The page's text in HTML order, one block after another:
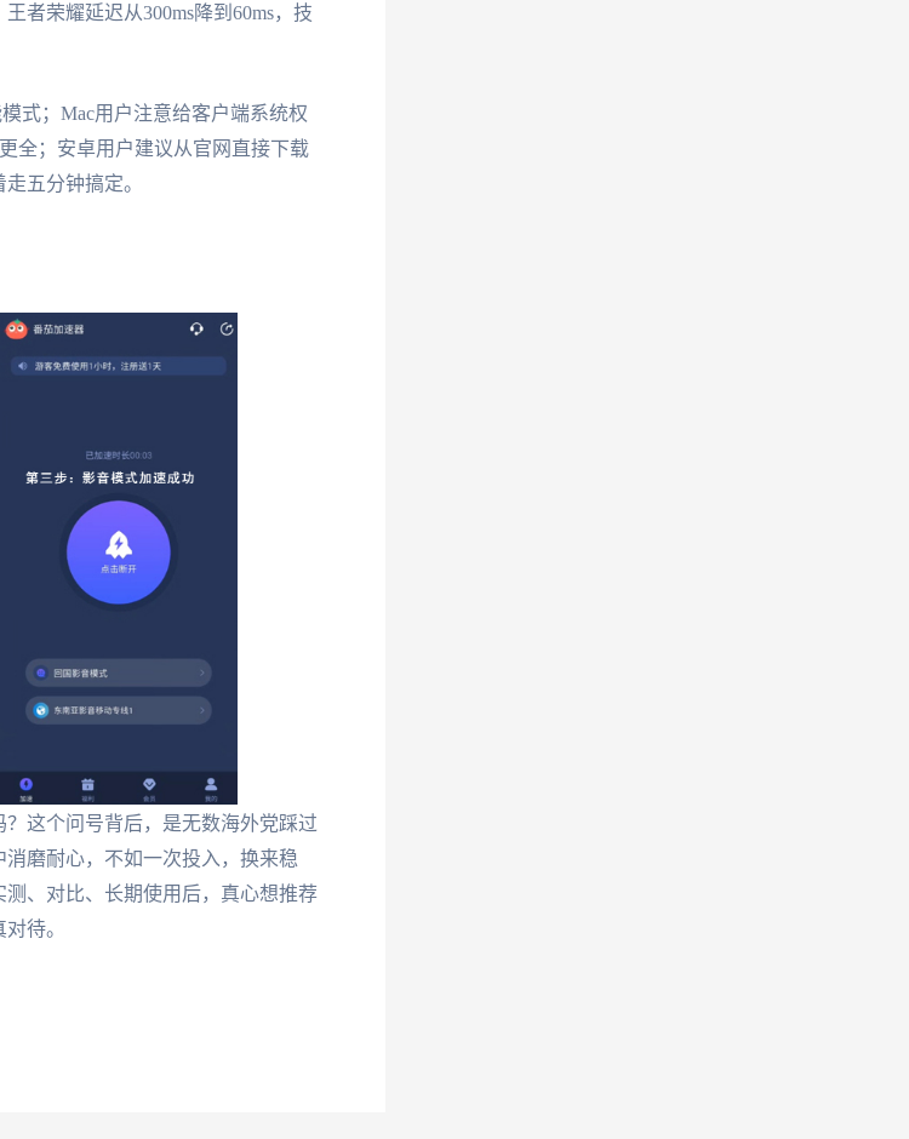
者荣耀延迟从300ms降到60ms，技
式；Mac用户注意给客户端系统权
全；安卓用户建议从官网直接下载
五分钟搞定。
这个问号背后，是无数海外党踩过
磨耐心，不如一次投入，换来稳
、对比、长期使用后，真心想推荐
待。